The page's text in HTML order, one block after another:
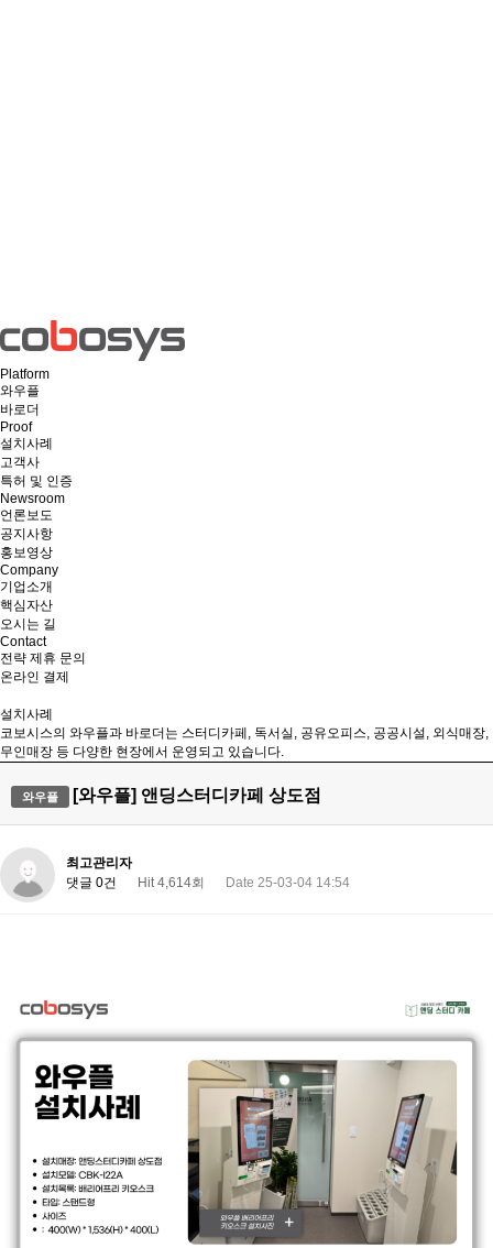
Platform
와우플
바로더
Proof
설치사례
고객사
특허 및 인증
Newsroom
언론보도
공지사항
홍보영상
Company
기업소개
핵심자산
오시는 길
Contact
전략 제휴 문의
온라인 결제
설치사례
코보시스의 와우플과 바로더는 스터디카페, 독서실, 공유오피스, 공공시설, 외식매장,
무인매장 등 다양한 현장에서 운영되고 있습니다.
와우플 [와우플] 앤딩스터디카페 상도점
최고관리자
댓글 0건
Hit 4,614회 Date 25-03-04 14:54